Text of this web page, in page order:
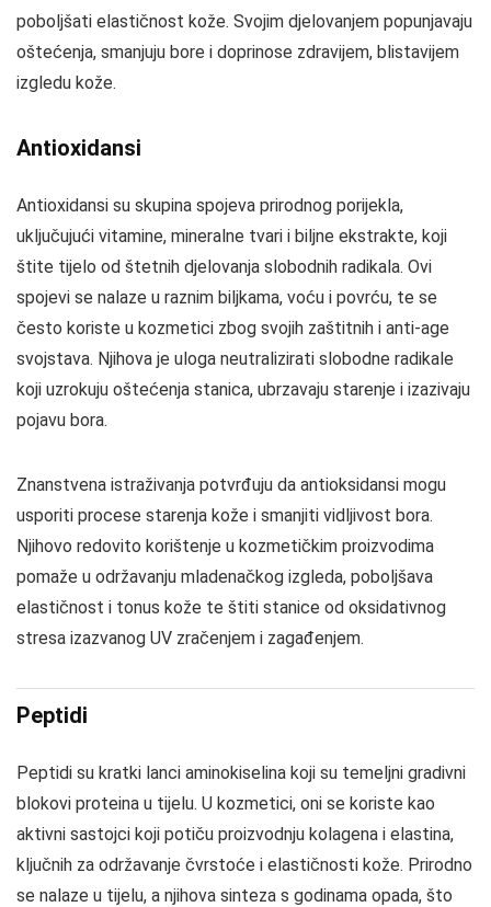
poboljšati elastičnost kože. Svojim djelovanjem popunjavaju
oštećenja, smanjuju bore i doprinose zdravijem, blistavijem
izgledu kože.
Antioxidansi
Antioxidansi su skupina spojeva prirodnog porijekla,
uključujući vitamine, mineralne tvari i biljne ekstrakte, koji
štite tijelo od štetnih djelovanja slobodnih radikala. Ovi
spojevi se nalaze u raznim biljkama, voću i povrću, te se
često koriste u kozmetici zbog svojih zaštitnih i anti-age
svojstava. Njihova je uloga neutralizirati slobodne radikale
koji uzrokuju oštećenja stanica, ubrzavaju starenje i izazivaju
pojavu bora.
Znanstvena istraživanja potvrđuju da antioksidansi mogu
usporiti procese starenja kože i smanjiti vidljivost bora.
Njihovo redovito korištenje u kozmetičkim proizvodima
pomaže u održavanju mladenačkog izgleda, poboljšava
elastičnost i tonus kože te štiti stanice od oksidativnog
stresa izazvanog UV zračenjem i zagađenjem.
Peptidi
Peptidi su kratki lanci aminokiselina koji su temeljni gradivni
blokovi proteina u tijelu. U kozmetici, oni se koriste kao
aktivni sastojci koji potiču proizvodnju kolagena i elastina,
ključnih za održavanje čvrstoće i elastičnosti kože. Prirodno
se nalaze u tijelu, a njihova sinteza s godinama opada, što